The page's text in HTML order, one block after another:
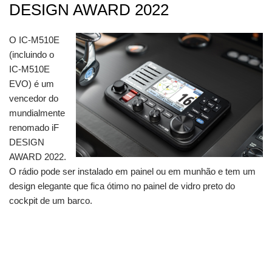
DESIGN AWARD 2022
O IC-M510E
(incluindo o
IC-M510E
EVO) é um
vencedor do
mundialmente
renomado iF
DESIGN
AWARD 2022.
O rádio pode ser instalado em painel ou em munhão e tem um
design elegante que fica ótimo no painel de vidro preto do
cockpit de um barco.